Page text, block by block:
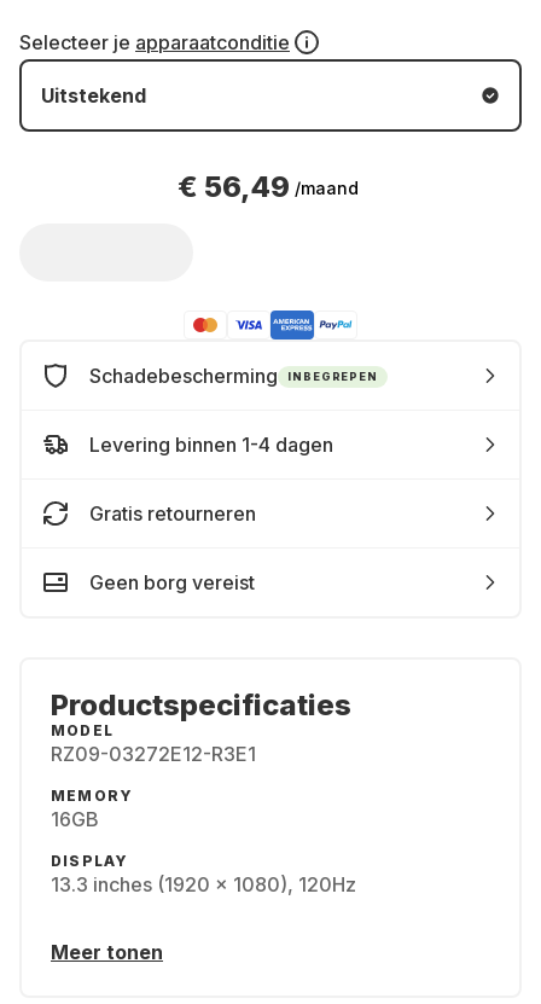
Selecteer je apparaatconditie
Uitstekend
€ 56,49 /maand
Schadebescherming INBEGREPEN
Levering binnen 1-4 dagen
Gratis retourneren
Geen borg vereist
Productspecificaties
MODEL
RZ09-03272E12-R3E1
MEMORY
16GB
DISPLAY
13.3 inches (1920 x 1080), 120Hz
Meer tonen